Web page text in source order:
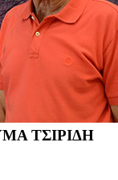
ΤΣΙΡΙΔΗ